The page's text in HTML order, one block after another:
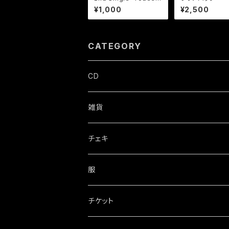
ieb』
¥1,000 ¥2,500
CATEGORY
CD
シングル
雑貨
チェキ
服
パーカー
チケット